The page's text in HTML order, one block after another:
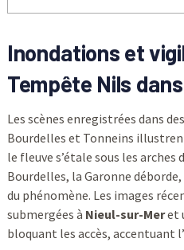
Inondations et
Tempête Nils
Les scènes enregistrées dans
Bourdelles et Tonneins
le fleuve s’étale sous les arches
Bourdelles, la Garonne
du phénomène. Les images
submergées à Nieul-sur-Meret
bloquant les accès, accentuant